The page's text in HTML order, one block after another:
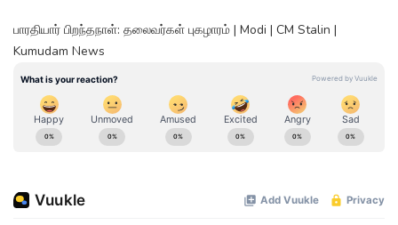
பாரதியார் பிறந்தநாள்: தலைவர்கள் புகழாரம் | Modi | CM Stalin |
Kumudam News